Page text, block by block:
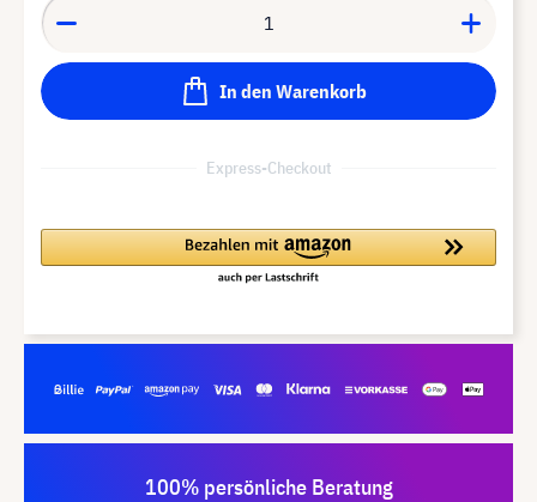
In den Warenkorb
Express-Checkout
100% persönliche Beratung